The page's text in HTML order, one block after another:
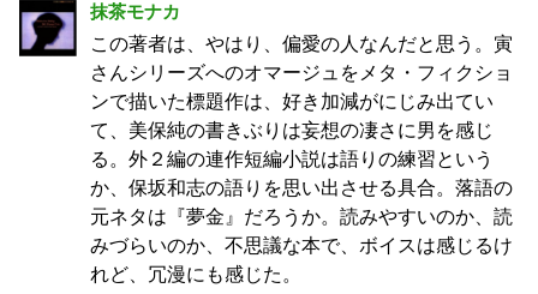
抹茶モナカ
この著者は、やはり、偏愛の人なんだと思う。寅
さんシリーズへのオマージュをメタ・フィクショ
ンで描いた標題作は、好き加減がにじみ出てい
て、美保純の書きぶりは妄想の凄さに男を感じ
る。外２編の連作短編小説は語りの練習という
か、保坂和志の語りを思い出させる具合。落語の
元ネタは『夢金』だろうか。読みやすいのか、読
みづらいのか、不思議な本で、ボイスは感じるけ
れど、冗漫にも感じた。